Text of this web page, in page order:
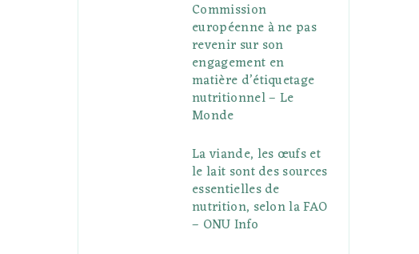
Commission
européenne à ne pas
revenir sur son
engagement en
matière d’étiquetage
nutritionnel – Le
Monde
La viande, les œufs et
le lait sont des sources
essentielles de
nutrition, selon la FAO
– ONU Info